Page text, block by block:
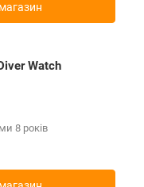
Watch
8 років